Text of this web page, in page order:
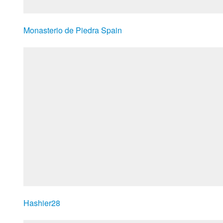
Monasterio de Piedra Spain
Hashier28